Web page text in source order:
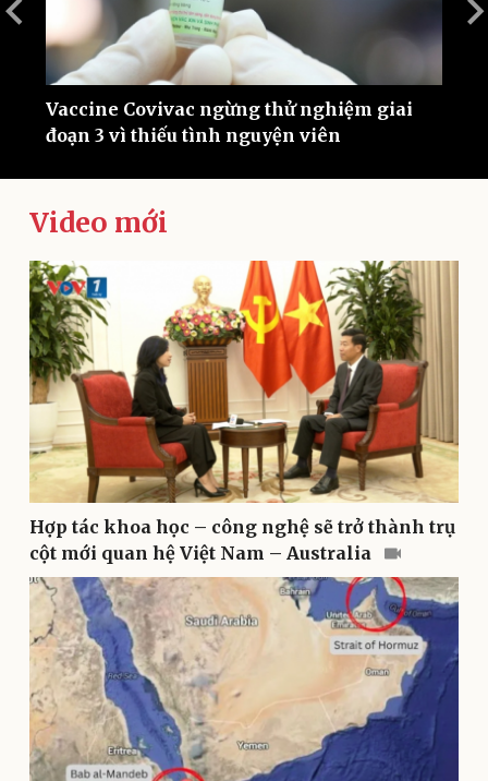
Infographic
Kinh tế
Bất động sản
Khởi nghiệp
Thị trường
Giá vàng
Tiêu dùng
Tỷ giá
Chứng khoán
Giá cà phê
Vaccine Covivac ngừng thử nghiệm giai
đoạn 3 vì thiếu tình nguyện viên
Video mới
Hợp tác khoa học – công nghệ sẽ trở thành trụ
cột mới quan hệ Việt Nam – Australia